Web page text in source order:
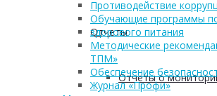
Отчеты
Отчеты о
Противодействие
Обучающие программы
здорового питания
Методические
ТПМ»
Обеспечение
Журнал «Профи»